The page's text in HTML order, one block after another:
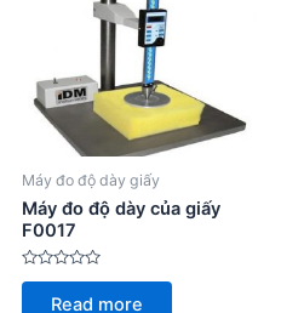
Máy đo độ dày giấy
Máy đo độ dày của giấy
F0017
Rated
Read more